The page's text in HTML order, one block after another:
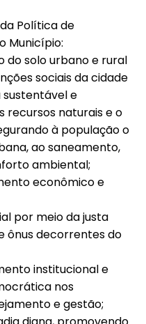
Política de
Município:
do solo urbano e rural
sociais da cidade
e
recursos naturais e o
à população o
ao saneamento,
ambiental;
econômico e
por meio da justa
ônus decorrentes do
institucional e
nos
e gestão;